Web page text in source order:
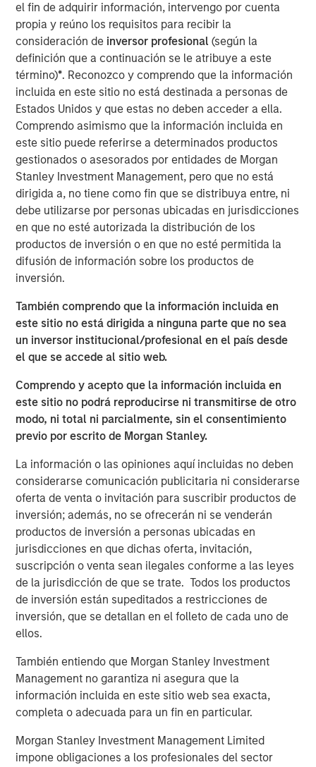
el fin de adquirir información, intervengo por cuenta
propia y reúno los requisitos para recibir la
consideración de inversor profesional(según la
definición que a continuación se le atribuye a este
término)*. Reconozco y comprendo que la información
incluida en este sitio no está destinada a personas de
Estados Unidos y que estas no deben acceder a ella.
Comprendo asimismo que la información incluida en
este sitio puede referirse a determinados productos
gestionados o asesorados por entidades de Morgan
Stanley Investment Management, pero que no está
dirigida a, no tiene como fin que se distribuya entre, ni
debe utilizarse por personas ubicadas en jurisdicciones
en que no esté autorizada la distribución de los
productos de inversión o en que no esté permitida la
difusión de información sobre los productos de
inversión.
También comprendo que la información incluida en
este sitio no está dirigida a ninguna parte que no sea
un inversor institucional/profesional en el país desde
el que se accede al sitio web.
Comprendo y acepto que la información incluida en
este sitio no podrá reproducirse ni transmitirse de otro
modo, ni total ni parcialmente, sin el consentimiento
previo por escrito de Morgan Stanley.
La información o las opiniones aquí incluidas no deben
considerarse comunicación publicitaria ni considerarse
oferta de venta o invitación para suscribir productos de
inversión; además, no se ofrecerán ni se venderán
productos de inversión a personas ubicadas en
jurisdicciones en que dichas oferta, invitación,
suscripción o venta sean ilegales conforme a las leyes
de la jurisdicción de que se trate. Todos los productos
de inversión están supeditados a restricciones de
inversión, que se detallan en el folleto de cada uno de
ellos.
También entiendo que Morgan Stanley Investment
Management no garantiza ni asegura que la
información incluida en este sitio web sea exacta,
completa o adecuada para un fin en particular.
Morgan Stanley Investment Management Limited
impone obligaciones a los profesionales del sector
Clicking above will exit the Morgan Stanley Investment
Management site and direct you to an external site.
https://www.eatonvance.com/products/etfs/multi-
sector/eaton-vance-income-opportunities-etf.html
Mortgage & Securitized Team
Our experienced, well-resourced team has been
managing mortgage and securitized portfolios dating
back to 1984.
MSIM Spokesperson
Andrew Szczurowski, CFA
Managing Director
Disclosure:
There is no guarantee that any investment strategy will work
under all market conditions, and each investor should evaluate
their ability to invest for the long-term, especially during periods
of downturn in the market.
A separately managed account may not be appropriate for all
investors. Separate accounts managed according to the
particular strategy may include securities that may not
necessarily track the performance of a particular index. Please
consider the investment objectives, risks and fees of the
Strategy carefully before investing. A minimum asset level is
required. For important information about the investment
managers, please refer to Form ADV Part 2.
The views and opinions and/or analysis expressed are those of
the author or the investment team as of the date of preparation
notice due to market or economic conditions and may not
necessarily come to pass.
This material has been prepared on the basis of publicly
available information, internally developed data and other third-
party sources believed to be reliable. However, no assurances
Firm has not sought to independently verify information taken
from public and third-party sources.